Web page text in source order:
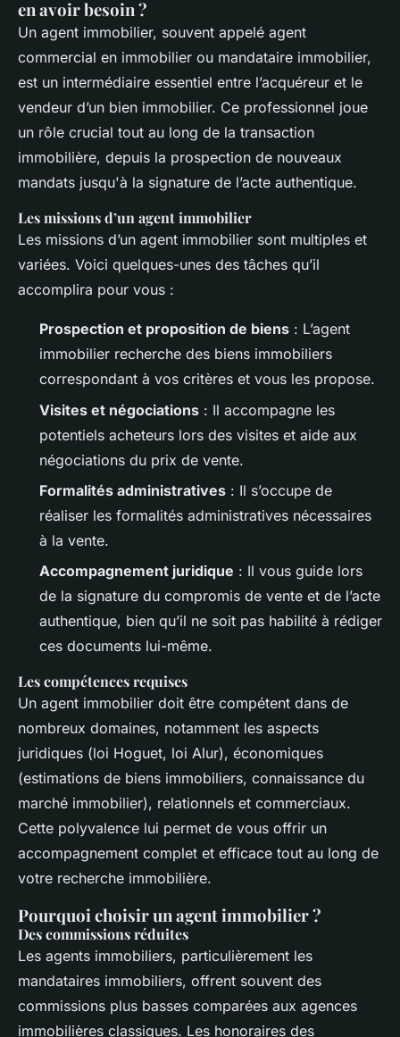
Amir•18 novembre 2024•7 min de lecture
en avoir besoin ?
Un agent immobilier, souvent appelé agent
commercial en immobilier ou mandataire immobilier,
est un intermédiaire essentiel entre l’acquéreur et le
vendeur d’un bien immobilier. Ce professionnel joue
un rôle crucial tout au long de la transaction
immobilière, depuis la prospection de nouveaux
mandats jusqu'à la signature de l’acte authentique.
Les missions d’un agent immobilier
Les missions d’un agent immobilier sont multiples et
variées. Voici quelques-unes des tâches qu’il
accomplira pour vous :
Prospection et proposition de biens : L’agent
immobilier recherche des biens immobiliers
correspondant à vos critères et vous les propose.
Visites et négociations : Il accompagne les
potentiels acheteurs lors des visites et aide aux
négociations du prix de vente.
Formalités administratives : Il s’occupe de
réaliser les formalités administratives nécessaires
à la vente.
Accompagnement juridique : Il vous guide lors
de la signature du compromis de vente et de l’acte
authentique, bien qu’il ne soit pas habilité à rédiger
ces documents lui-même.
Les compétences requises
Un agent immobilier doit être compétent dans de
nombreux domaines, notamment les aspects
juridiques (loi Hoguet, loi Alur), économiques
(estimations de biens immobiliers, connaissance du
marché immobilier), relationnels et commerciaux.
Cette polyvalence lui permet de vous offrir un
accompagnement complet et efficace tout au long de
votre recherche immobilière.
Pourquoi choisir un agent immobilier ?
Des commissions réduites
Les agents immobiliers, particulièrement les
mandataires immobiliers, offrent souvent des
commissions plus basses comparées aux agences
immobilières classiques. Les honoraires des